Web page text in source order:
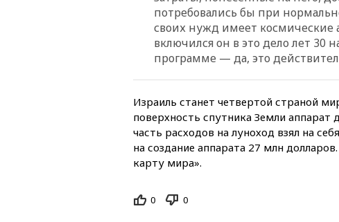
потребовались бы при
своих нужд имеет космические
включился он в это дело лет 30
программе — да, это
Израиль станет четвертой страной
поверхность спутника Земли аппарат
часть расходов на луноход взял на
на создание аппарата 27 млн
карту мира».
0 0